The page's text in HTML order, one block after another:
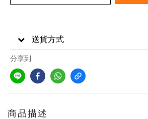
送貨方式
分享到
商品描述